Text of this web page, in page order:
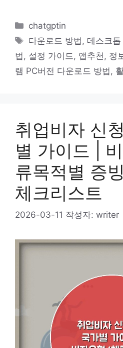
카
테
고
리
chatgptin
태
그
다운로드 방법 , 데스크
법 , 설정 가이드 , 앱추천 , 정
램 PC버전 다운로드 방법 ,
취업비자 신
별 가이드 |
류목적별 증
체크리스트
2026-03-11 작성자: writer